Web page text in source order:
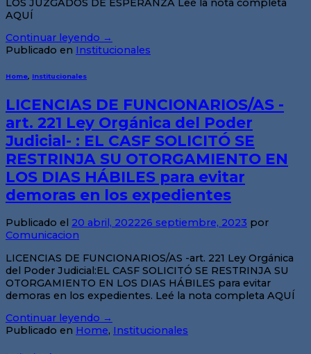
LOS JUZGADOS DE ESPERANZA Leé la nota completa
AQUÍ
Continuar leyendo →
Publicado en Institucionales
Home Institucionales
LICENCIAS DE FUNCIONARIOS/AS -
art. 221 Ley Orgánica del Poder
Judicial- : EL CASF SOLICITÓ SE
RESTRINJA SU OTORGAMIENTO EN
LOS DIAS HÁBILES para evitar
demoras en los expedientes
Publicado el 20 abril, 202226 septiembre, 2023 por
Comunicacion
LICENCIAS DE FUNCIONARIOS/AS -art. 221 Ley Orgánica
del Poder Judicial:EL CASF SOLICITÓ SE RESTRINJA SU
OTORGAMIENTO EN LOS DIAS HÁBILES para evitar
demoras en los expedientes. Leé la nota completa AQUÍ
Continuar leyendo →
Publicado en Home, Institucionales